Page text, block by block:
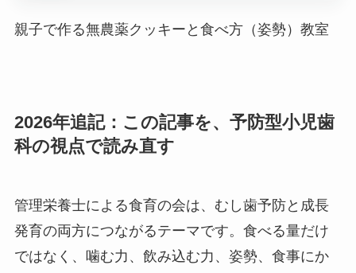
親子で作る無農薬クッキーと食べ方（姿勢）教室
2026年追記：この記事を、予防型小児歯
科の視点で読み直す
管理栄養士による食育の会は、むし歯予防と成長
発育の両方につながるテーマです。食べる量だけ
ではなく、噛む力、飲み込む力、姿勢、食事にか